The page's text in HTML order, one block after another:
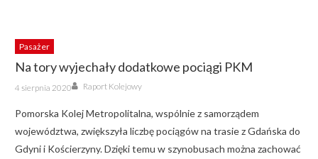
Pasażer
Na tory wyjechały dodatkowe pociągi PKM
Posted
on
4 sierpnia 2020 Author
Raport Kolejowy
Pomorska Kolej Metropolitalna, wspólnie z samorządem
województwa, zwiększyła liczbę pociągów na trasie z Gdańska do
Gdyni i Kościerzyny. Dzięki temu w szynobusach można zachować